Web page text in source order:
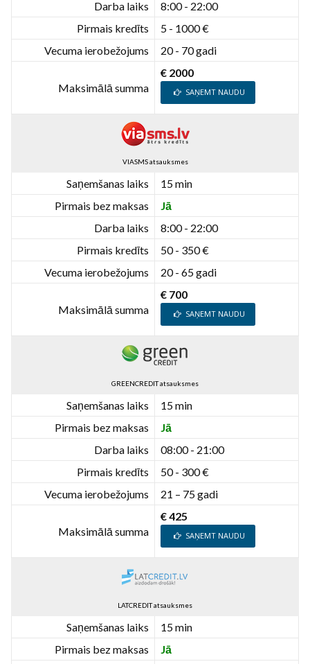
Darba laiks
8:00 - 22:00
Pirmais kredīts
5 - 1000 €
Vecuma ierobežojums
20 - 70 gadi
Maksimālā summa
€ 2000
SAŅEMT NAUDU
VIASMS atsauksmes
Saņemšanas laiks
15 min
Pirmais bez maksas
Jā
Darba laiks
8:00 - 22:00
Pirmais kredīts
50 - 350 €
Vecuma ierobežojums
20 - 65 gadi
Maksimālā summa
€ 700
SAŅEMT NAUDU
GREENCREDIT atsauksmes
Saņemšanas laiks
15 min
Pirmais bez maksas
Jā
Darba laiks
08:00 - 21:00
Pirmais kredīts
50 - 300 €
Vecuma ierobežojums
21 – 75 gadi
Maksimālā summa
€ 425
SAŅEMT NAUDU
LATCREDIT atsauksmes
Saņemšanas laiks
15 min
Pirmais bez maksas
Jā